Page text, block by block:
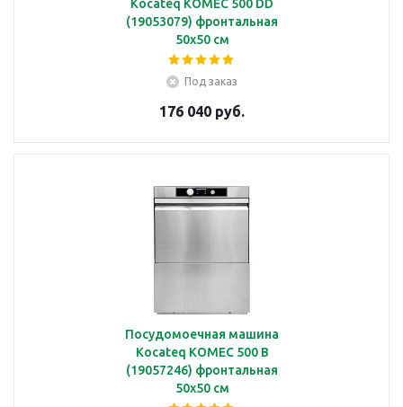
Kocateq KOMEC 500 DD
(19053079) фронтальная
50х50 см
Под заказ
176 040 руб.
Посудомоечная машина
Kocateq KOMEC 500 B
(19057246) фронтальная
50х50 см